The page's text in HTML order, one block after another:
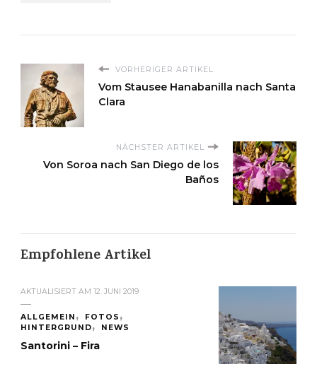
VORHERIGER ARTIKEL
Vom Stausee Hanabanilla nach Santa
Clara
NÄCHSTER ARTIKEL
Von Soroa nach San Diego de los
Baños
Empfohlene Artikel
AKTUALISIERT AM 12. JUNI 2019
ALLGEMEIN
FOTOS
HINTERGRUND
NEWS
Santorini – Fira